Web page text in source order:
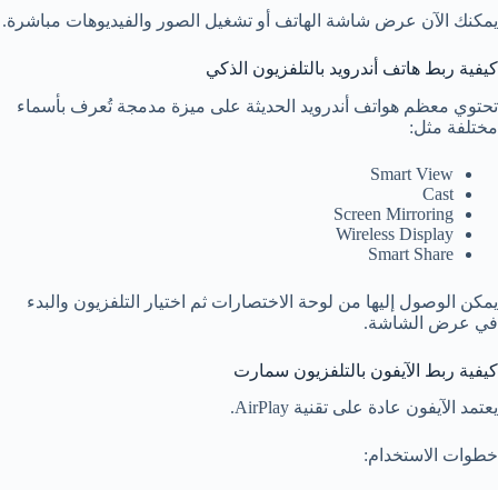
يمكنك الآن عرض شاشة الهاتف أو تشغيل الصور والفيديوهات مباشرة.
كيفية ربط هاتف أندرويد بالتلفزيون الذكي
تحتوي معظم هواتف أندرويد الحديثة على ميزة مدمجة تُعرف بأسماء
مختلفة مثل:
Smart View
Cast
Screen Mirroring
Wireless Display
Smart Share
يمكن الوصول إليها من لوحة الاختصارات ثم اختيار التلفزيون والبدء
في عرض الشاشة.
كيفية ربط الآيفون بالتلفزيون سمارت
يعتمد الآيفون عادة على تقنية AirPlay.
خطوات الاستخدام: